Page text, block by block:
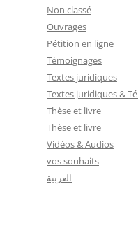
Non classé
Ouvrages
Pétition en ligne
Témoignages
Textes juridiques
Textes juridiques &
Thèse et livre
Thèse et livre
Vidéos & Audios
vos souhaits
العربية